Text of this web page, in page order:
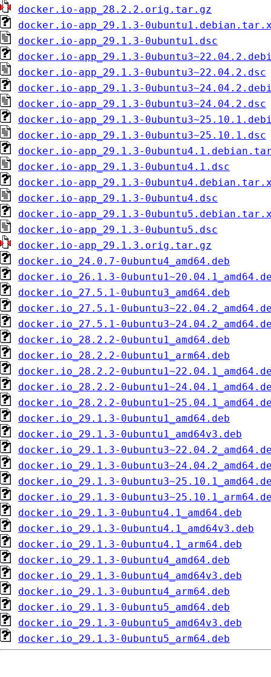
docker.io-app_28.2.2.orig.tar.gz
docker.io-app_29.1.3-
docker.io-app_29.1.3-0ubuntu1.dsc
docker.io-app_29.1.3-
docker.io-app_29.1.3-0ubuntu3~22.04.2.dsc
docker.io-app_29.1.3-
docker.io-app_29.1.3-0ubuntu3~24.04.2.dsc
docker.io-app_29.1.3-
docker.io-app_29.1.3-0ubuntu3~25.10.1.dsc
docker.io-app_29.1.3-
docker.io-app_29.1.3-0ubuntu4.1.dsc
docker.io-app_29.1.3-
docker.io-app_29.1.3-0ubuntu4.dsc
docker.io-app_29.1.3-
docker.io-app_29.1.3-0ubuntu5.dsc
docker.io-app_29.1.3.orig.tar.gz
docker.io_24.0.7-0ubuntu4_amd64.deb
docker.io_26.1.3-
docker.io_27.5.1-0ubuntu3_amd64.deb
docker.io_27.5.1-
docker.io_27.5.1-
docker.io_28.2.2-0ubuntu1_amd64.deb
docker.io_28.2.2-0ubuntu1_arm64.deb
docker.io_28.2.2-
docker.io_28.2.2-
docker.io_28.2.2-
docker.io_29.1.3-0ubuntu1_amd64.deb
docker.io_29.1.3-0ubuntu1_amd64v3.deb
docker.io_29.1.3-
docker.io_29.1.3-
docker.io_29.1.3-
docker.io_29.1.3-
docker.io_29.1.3-0ubuntu4.1_amd64.deb
docker.io_29.1.3-0ubuntu4.1_amd64v3.deb
docker.io_29.1.3-0ubuntu4.1_arm64.deb
docker.io_29.1.3-0ubuntu4_amd64.deb
docker.io_29.1.3-0ubuntu4_amd64v3.deb
docker.io_29.1.3-0ubuntu4_arm64.deb
docker.io_29.1.3-0ubuntu5_amd64.deb
docker.io_29.1.3-0ubuntu5_amd64v3.deb
docker.io_29.1.3-0ubuntu5_arm64.deb